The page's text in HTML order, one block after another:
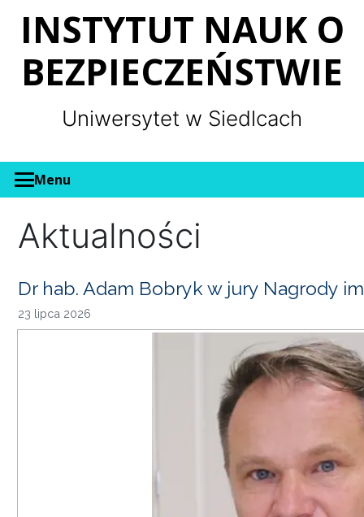
INSTYTUT NAUK O
BEZPIECZEŃSTWIE
Uniwersytet w Siedlcach
Menu
Aktualności
Dr hab. Adam Bobryk w jury Nagrody
23 lipca 2026